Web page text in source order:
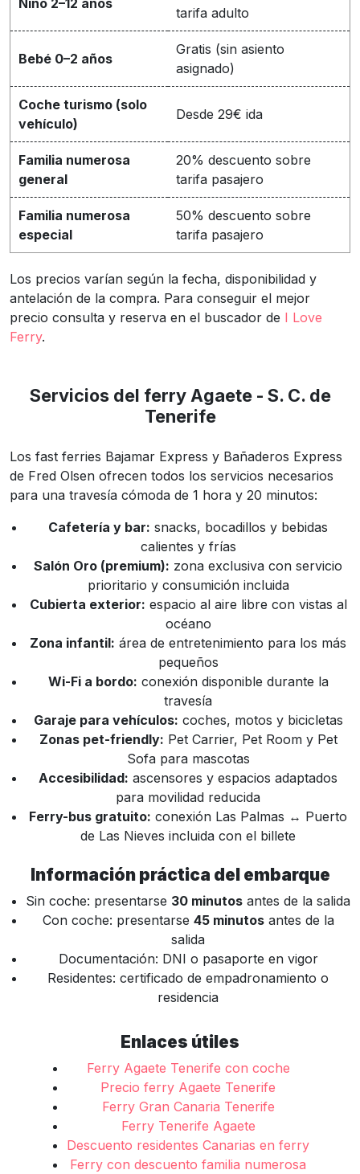
Niño 2–12 años
tarifa adulto
Bebé 0–2 años
Gratis (sin asiento
asignado)
Coche turismo (solo
vehículo)
Desde 29€ ida
Familia numerosa
general
20% descuento sobre
tarifa pasajero
Familia numerosa
especial
50% descuento sobre
tarifa pasajero
Los precios varían según la fecha, disponibilidad y
antelación de la compra. Para conseguir el mejor
precio consulta y reserva en el buscador de I Love
Ferry.
Servicios del ferry Agaete - S. C. de
Tenerife
Los fast ferries Bajamar Express y Bañaderos Express
de Fred Olsen ofrecen todos los servicios necesarios
para una travesía cómoda de 1 hora y 20 minutos:
Cafetería y bar: snacks, bocadillos y bebidas
calientes y frías
Salón Oro (premium): zona exclusiva con servicio
prioritario y consumición incluida
Cubierta exterior: espacio al aire libre con vistas al
océano
Zona infantil: área de entretenimiento para los más
pequeños
Wi-Fi a bordo: conexión disponible durante la
travesía
Garaje para vehículos: coches, motos y bicicletas
Zonas pet-friendly: Pet Carrier, Pet Room y Pet
Sofa para mascotas
Accesibilidad: ascensores y espacios adaptados
para movilidad reducida
Ferry-bus gratuito: conexión Las Palmas ↔ Puerto
de Las Nieves incluida con el billete
Información práctica del embarque
Sin coche: presentarse 30 minutos antes de la salida
Con coche: presentarse 45 minutosantes de la
salida
Documentación: DNI o pasaporte en vigor
Residentes: certificado de empadronamiento o
residencia
Enlaces útiles
Ferry Agaete Tenerife con coche
Precio ferry Agaete Tenerife
Ferry Gran Canaria Tenerife
Ferry Tenerife Agaete
Descuento residentes Canarias en ferry
Ferry con descuento familia numerosa